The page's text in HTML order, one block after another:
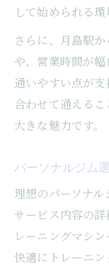
型へ
ダイエ
魅力
満足度で選
点
パーソ
夫
カウン
の魅力
して始められる環
さらに、月島駅
や、営業時間が
通いやすい点が
合わせて通える
大きな魅力です。
パーソナルジム
理想のパーソナ
サービス内容の
レーニングマシ
快適にトレーニ